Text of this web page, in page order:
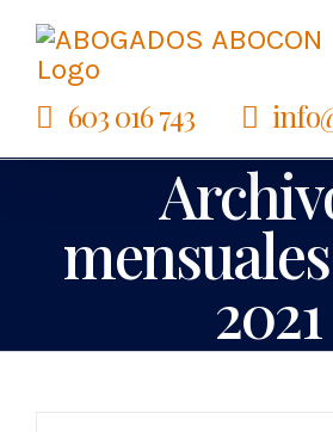
Saltar
contenido603 016 743
2021